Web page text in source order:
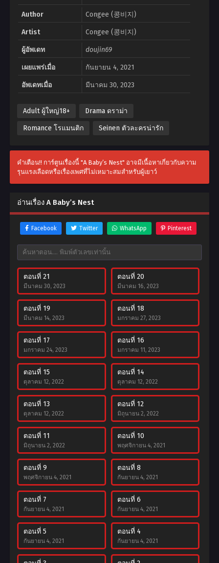
Author Congee (콩비지)
Artist Congee (콩비지)
ผู้อัพเดท doujin69
เผยแพร่เมื่อ กันยายน 4, 2021
อัพเดทเมื่อ มีนาคม 30, 2023
Adult ผู้ใหญ่18+ Drama ดราม่า
Romance โรแมนติก Seinen ตัวละครน่ารัก
คำเตือน!! การ์ตูนเรื่องนี้ "A Baby’s Nest" อาจมีเนื้อหาเกี่ยวกับความ
รุนแรงเลือดหรือเรื่องเพศที่ไม่เหมาะสมสำหรับผู้เยาว์
อ่านเรื่อง A Baby’s Nest
Facebook Twitter WhatsApp Pinterest
ตอนที่ 21
มีนาคม 30, 2023
ตอนที่ 20
มีนาคม 16, 2023
ตอนที่ 19
มีนาคม 14, 2023
ตอนที่ 18
มกราคม 27, 2023
ตอนที่ 17
มกราคม 24, 2023
ตอนที่ 16
มกราคม 11, 2023
ตอนที่ 15
ตุลาคม 12, 2022
ตอนที่ 14
ตุลาคม 12, 2022
ตอนที่ 13
ตุลาคม 12, 2022
ตอนที่ 12
มิถุนายน 2, 2022
ตอนที่ 11
มิถุนายน 2, 2022
ตอนที่ 10
พฤศจิกายน 4, 2021
ตอนที่ 9
พฤศจิกายน 4, 2021
ตอนที่ 8
กันยายน 4, 2021
ตอนที่ 7
กันยายน 4, 2021
ตอนที่ 6
กันยายน 4, 2021
ตอนที่ 5
กันยายน 4, 2021
ตอนที่ 4
กันยายน 4, 2021